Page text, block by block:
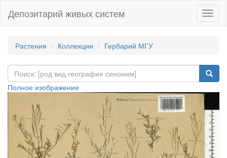
Депозитарий живых систем
Растения Коллекции Гербарий МГУ
Полное изображение